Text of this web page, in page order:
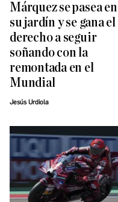
Márquez se pasea en
su jardín y se gana el
derecho a seguir
soñando con la
remontada en el
Mundial
Jesús Urdiola